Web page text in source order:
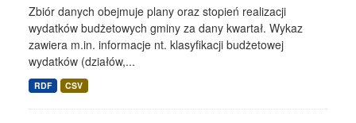
Zbiór danych obejmuje plany oraz stopień realizacji
wydatków budżetowych gminy za dany kwartał. Wykaz
zawiera m.in. informacje nt. klasyfikacji budżetowej
wydatków (działów,...
RDF CSV